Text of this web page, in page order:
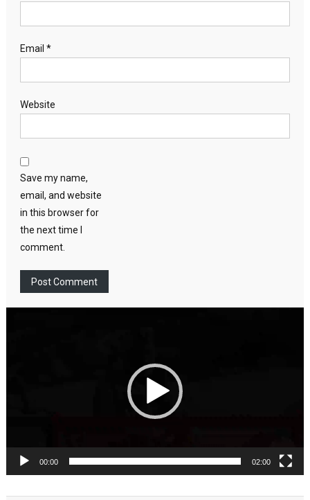
Email *
Website
Save my name,
email, and website
in this browser for
the next time I
comment.
00:00 02:00